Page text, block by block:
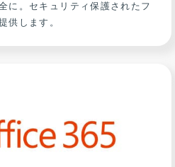
に。セキュリティ保護されたフ
供します。